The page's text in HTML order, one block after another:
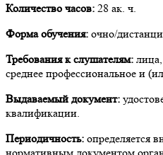
Количество часов: 28 ак. ч.
Форма обучения: очно/
Требования к слушателям:
среднее профессиональное и
Выдаваемый документ:
квалификации.
Периодичность: определяется